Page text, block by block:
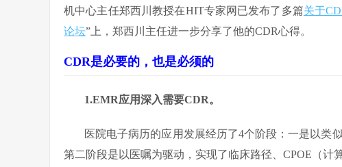
机中心主任郑西川教授在HIT专家网已发布了多篇关于
论坛”上，郑西川主任进一步分享了他的CDR心得。
CDR是必要的，也是必须的
1.EMR应用深入需要CDR。
医院电子病历的应用发展经历了4个阶段：一是以类
第二阶段是以医嘱为驱动，实现了临床路径、CPOE（计